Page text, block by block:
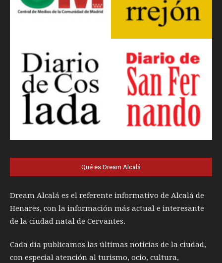
Qué es Dream Alcalá
Dream Alcalá es el referente informativo de Alcalá de
Henares, con la información más actual e interesante
de la ciudad natal de Cervantes.
Cada día publicamos las últimas noticias de la ciudad,
con especial atención al turismo, ocio, cultura,